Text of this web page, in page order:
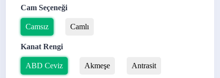
Cam Seçeneği
Camsız Camlı
Kanat Rengi
ABD Ceviz Akmeşe Antrasit